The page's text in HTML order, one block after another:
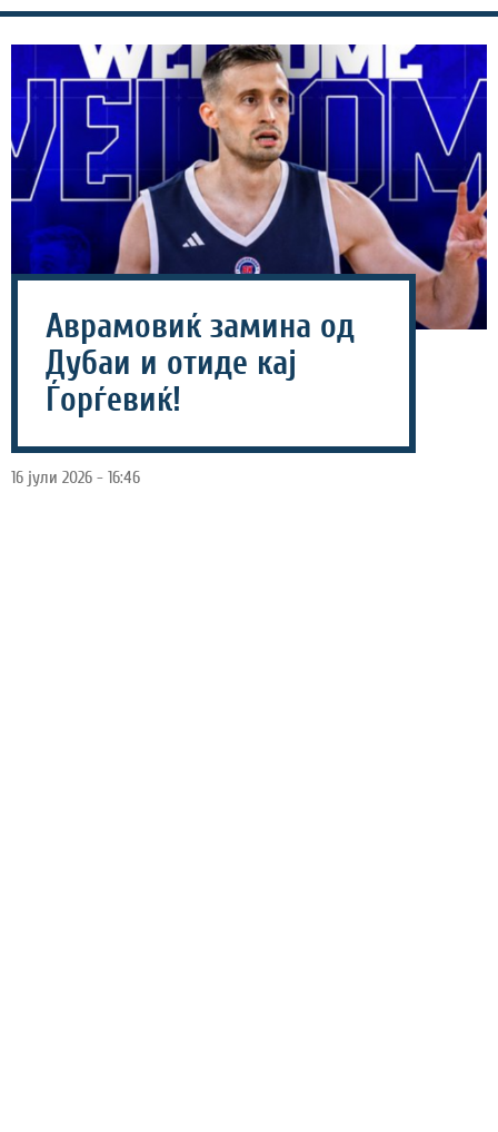
Аврамовиќ замина од
Дубаи и отиде кај
Ѓорѓевиќ!
16 јули 2026 - 16:46